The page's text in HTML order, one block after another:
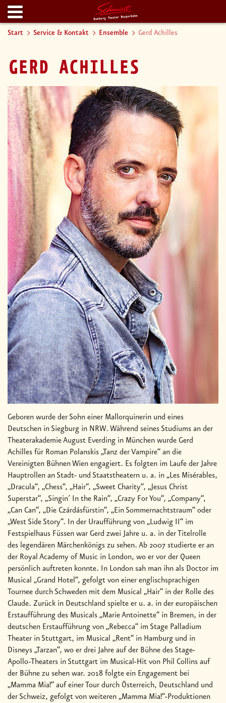
Start Service & Kontakt Ensemble Gerd Achilles
GERD ACHILLES
Geboren wurde der Sohn einer Mallorquinerin und eines
Deutschen in Siegburg in NRW. Während seines Studiums an der
Theaterakademie August Everding in München wurde Gerd
Achilles für Roman Polanskis „Tanz der Vampire“ an die
Vereinigten Bühnen Wien engagiert. Es folgten im Laufe der Jahre
Hauptrollen an Stadt- und Staatstheatern u. a. in „Les Misérables,
„Dracula“, „Chess“, „Hair“, „Sweet Charity“, „Jesus Christ
Superstar“, „Singin´ In the Rain“, „Crazy For You“, „Company“,
„Can Can“, „Die Czárdásfürstin“, „Ein Sommernachtstraum“ oder
„West Side Story“. In der Uraufführung von „Ludwig II“ im
Festspielhaus Füssen war Gerd zwei Jahre u. a. in der Titelrolle
des legendären Märchenkönigs zu sehen. Ab 2007 studierte er an
der Royal Academy of Music in London, wo er vor der Queen
persönlich auftreten konnte. In London sah man ihn als Doctor im
Musical „Grand Hotel“, gefolgt von einer englischsprachigen
Tournee durch Schweden mit dem Musical „Hair“ in der Rolle des
Claude. Zurück in Deutschland spielte er u. a. in der europäischen
Erstaufführung des Musicals „Marie Antoinette“ in Bremen, in der
deutschen Erstaufführung von „Rebecca“ im Stage Palladium
Theater in Stuttgart, im Musical „Rent“ in Hamburg und in
Disneys „Tarzan“, wo er drei Jahre auf der Bühne des Stage-
Apollo-Theaters in Stuttgart im Musical-Hit von Phil Collins auf
der Bühne zu sehen war. 2018 folgte ein Engagement bei
„Mamma Mia!“ auf einer Tour durch Österreich, Deutschland und
der Schweiz, gefolgt von weiteren „Mamma Mia!“-Produktionen